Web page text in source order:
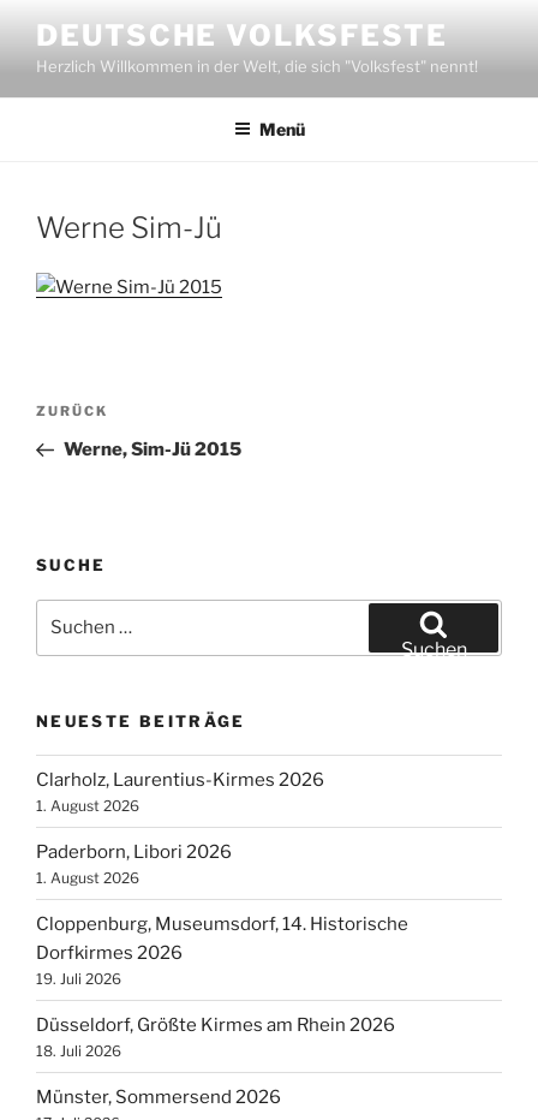
Inhalt
springen
DEUTSCHE VOLKSFESTE
Herzlich Willkommen in der Welt, die sich "Volksfest" nennt!
Menü
Werne Sim-Jü
Beitragsnavigation
Vorheriger
Beitrag
ZURÜCK
Werne, Sim-Jü 2015
SUCHE
nach:
Suchen
NEUESTE BEITRÄGE
Clarholz, Laurentius-Kirmes 2026
1. August 2026
Paderborn, Libori 2026
1. August 2026
Cloppenburg, Museumsdorf, 14. Historische
Dorfkirmes 2026
19. Juli 2026
Düsseldorf, Größte Kirmes am Rhein 2026
18. Juli 2026
Münster, Sommersend 2026